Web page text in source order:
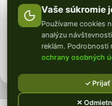
platba pri prevzatí zásielky:
Stabilizovaný mach a kvety
do 24 hodín z nášho
poštou a vždy ako expres
objednávku čo najskôr
Vaše súkromie
Používame cookies
analýzu
reklám. Podrobnosti
ochrany osobných
✓ Prijať
✕